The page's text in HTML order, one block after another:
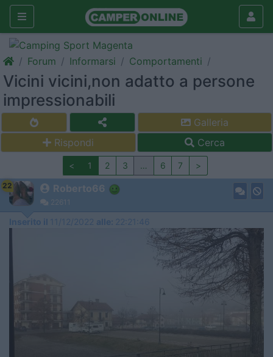
Forum Informarsi Comportamenti
Vicini vicini,non adatto a persone
impressionabili
Galleria
Rispondi
Cerca
< 1 2 3 … 6 7 >
22 Roberto66
22611
Inserito il 11/12/2022 alle: 22:21:46